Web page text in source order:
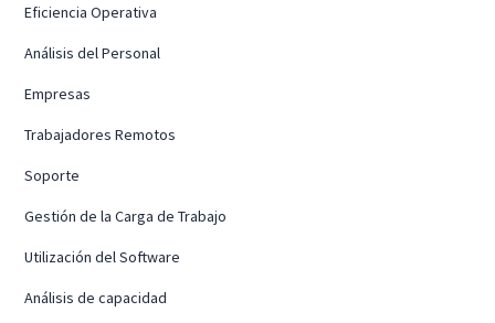
Eficiencia Operativa
Análisis del Personal
Empresas
Trabajadores Remotos
Soporte
Gestión de la Carga de Trabajo
Utilización del Software
Análisis de capacidad